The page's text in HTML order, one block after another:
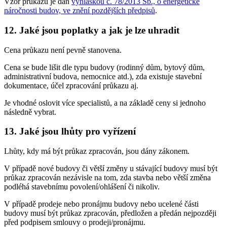
náročnosti budov, ve znění pozdějších předpisů.
12. Jaké jsou poplatky a jak je lze uhradit
Cena průkazu není pevně stanovena.
Cena se bude lišit dle typu budovy (rodinný dům, bytový dům,
administrativní budova, nemocnice atd.), zda existuje stavební
dokumentace, účel zpracování průkazu aj.
Je vhodné oslovit více specialistů, a na základě ceny si jednoho
následně vybrat.
13. Jaké jsou lhůty pro vyřízení
Lhůty, kdy má být průkaz zpracován, jsou dány zákonem.
V případě nové budovy či větší změny u stávající budovy musí být
průkaz zpracován nezávisle na tom, zda stavba nebo větší změna
podléhá stavebnímu povolení/ohlášení či nikoliv.
V případě prodeje nebo pronájmu budovy nebo ucelené části
budovy musí být průkaz zpracován, předložen a předán nejpozději
před podpisem smlouvy o prodeji/pronájmu.